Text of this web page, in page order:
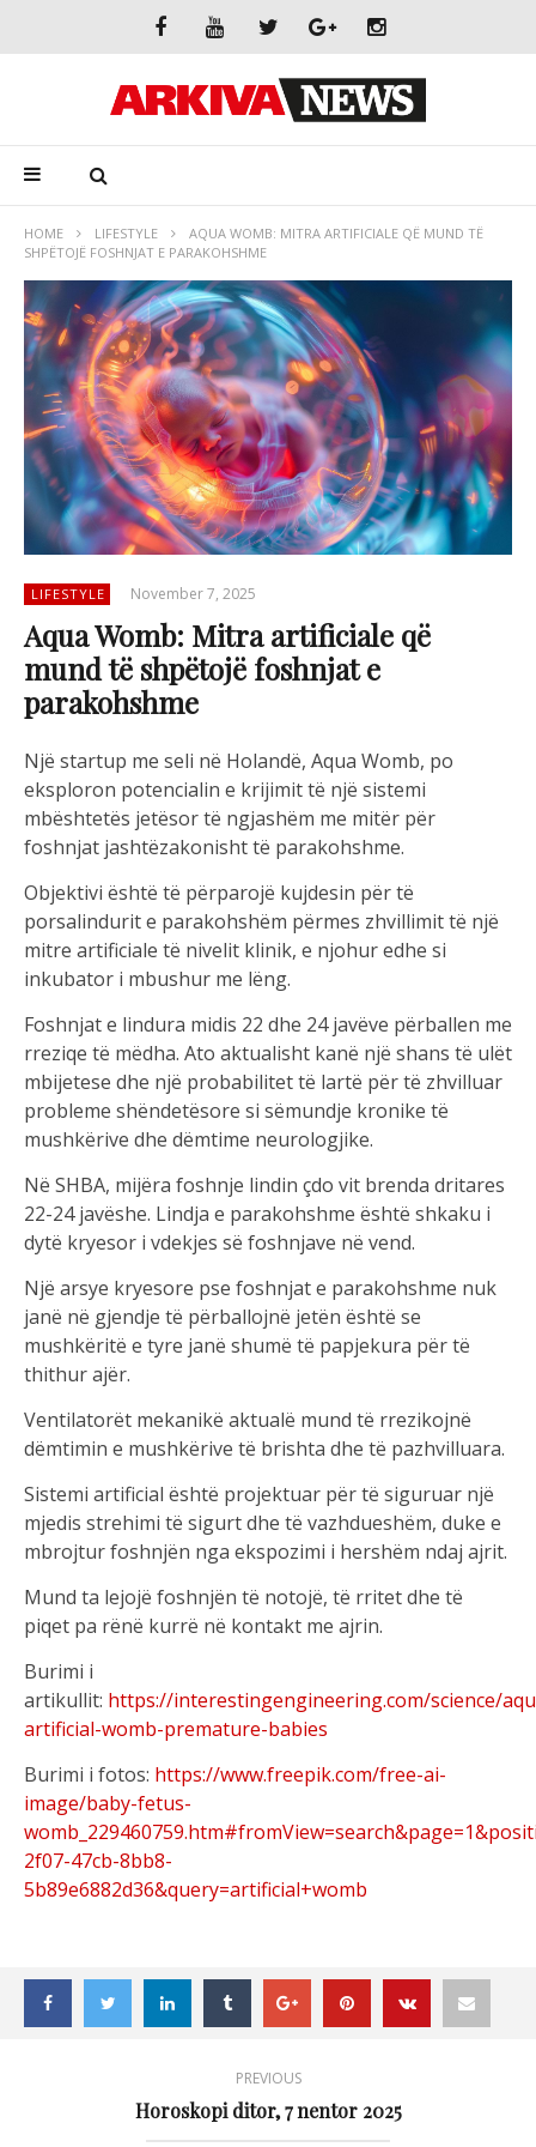
HOME LIFESTYLE
AQUA WOMB: MITRA ARTIFICIALE QË MUND TË
SHPËTOJË FOSHNJAT E PARAKOHSHME
LIFESTYLE November 7, 2025
Aqua Womb: Mitra artificiale që
mund të shpëtojë foshnjat e
parakohshme
Një startup me seli në Holandë, Aqua Womb, po
eksploron potencialin e krijimit të një sistemi
mbështetës jetësor të ngjashëm me mitër për
foshnjat jashtëzakonisht të parakohshme.
Objektivi është të përparojë kujdesin për të
porsalindurit e parakohshëm përmes zhvillimit të një
mitre artificiale të nivelit klinik, e njohur edhe si
inkubator i mbushur me lëng.
Foshnjat e lindura midis 22 dhe 24 javëve përballen me
rreziqe të mëdha. Ato aktualisht kanë një shans të ulët
mbijetese dhe një probabilitet të lartë për të zhvilluar
probleme shëndetësore si sëmundje kronike të
mushkërive dhe dëmtime neurologjike.
Në SHBA, mijëra foshnje lindin çdo vit brenda dritares
22-24 javëshe. Lindja e parakohshme është shkaku i
dytë kryesor i vdekjes së foshnjave në vend.
Një arsye kryesore pse foshnjat e parakohshme nuk
janë në gjendje të përballojnë jetën është se
mushkëritë e tyre janë shumë të papjekura për të
thithur ajër.
Ventilatorët mekanikë aktualë mund të rrezikojnë
dëmtimin e mushkërive të brishta dhe të pazhvilluara.
Sistemi artificial është projektuar për të siguruar një
mjedis strehimi të sigurt dhe të vazhdueshëm, duke e
mbrojtur foshnjën nga ekspozimi i hershëm ndaj ajrit.
Mund ta lejojë foshnjën të notojë, të rritet dhe të
piqet pa rënë kurrë në kontakt me ajrin.
Burimi i
artikullit: https://interestingengineering.com/science/
artificial-womb-premature-babies
Burimi i fotos: https://www.freepik.com/free-ai-
image/baby-fetus-
2f07-47cb-8bb8-
5b89e6882d36&query=artificial+womb
PREVIOUS
Horoskopi ditor, 7 nentor 2025